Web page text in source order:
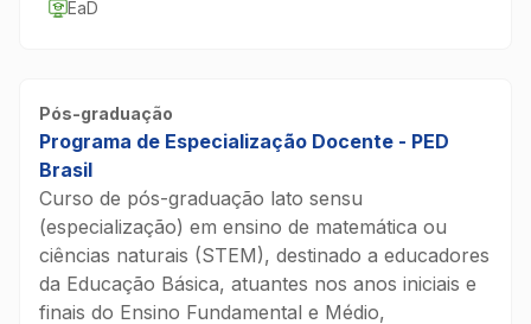
EaD
Pós-graduação
Programa de Especialização Docente - PED
Brasil
Curso de pós-graduação lato sensu
(especialização) em ensino de matemática ou
ciências naturais (STEM), destinado a educadores
da Educação Básica, atuantes nos anos iniciais e
finais do Ensino Fundamental e Médio,